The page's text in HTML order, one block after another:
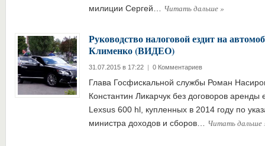
милиции Сергей… Читать дальше»
Руководство налоговой ездит на
Клименко (ВИДЕО)
31.07.2015 в 17:22 | 0 Комментариев
Глава Госфискальной службы Роман
Константин Ликарчук без договоров аренды
Lexsus 600 hl, купленных в 2014 году по
министра доходов и сборов… Читать дальше